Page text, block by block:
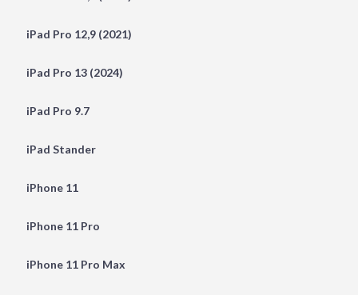
iPad Pro 12,9 (2021)
iPad Pro 13 (2024)
iPad Pro 9.7
iPad Stander
iPhone 11
iPhone 11 Pro
iPhone 11 Pro Max